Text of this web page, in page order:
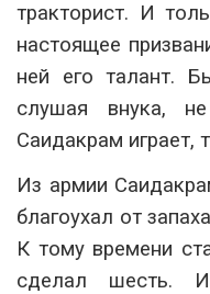
тракторист. И
настоящее
ней его талант.
слушая внука,
Саидакрам играет,
Из армии
благоухал от
К тому времени
сделал шесть.